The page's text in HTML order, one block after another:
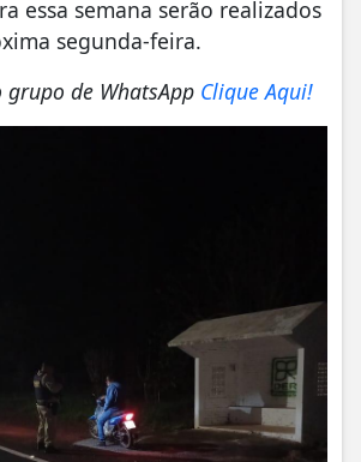
essa semana serão realizados
segunda-feira.
grupo de WhatsApp Clique Aqui!